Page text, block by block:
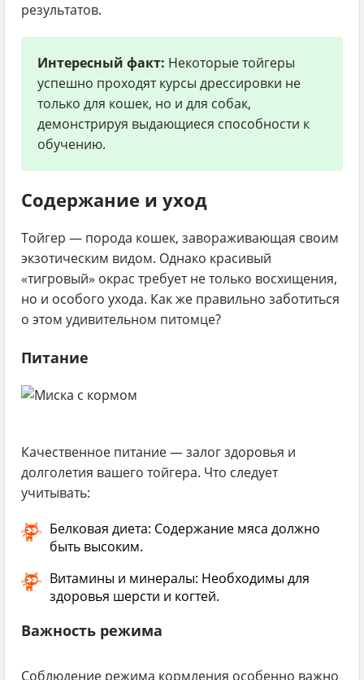
результатов.
Интересный факт: Некоторые тойгеры
успешно проходят курсы дрессировки не
только для кошек, но и для собак,
демонстрируя выдающиеся способности к
обучению.
Содержание и уход
Тойгер — порода кошек, завораживающая своим
экзотическим видом. Однако красивый
«тигровый» окрас требует не только восхищения,
но и особого ухода. Как же правильно заботиться
о этом удивительном питомце?
Питание
Качественное питание — залог здоровья и
долголетия вашего тойгера. Что следует
учитывать:
Белковая диета: Содержание мяса должно
быть высоким.
Витамины и минералы: Необходимы для
здоровья шерсти и когтей.
Важность режима
Соблюдение режима кормления особенно важно